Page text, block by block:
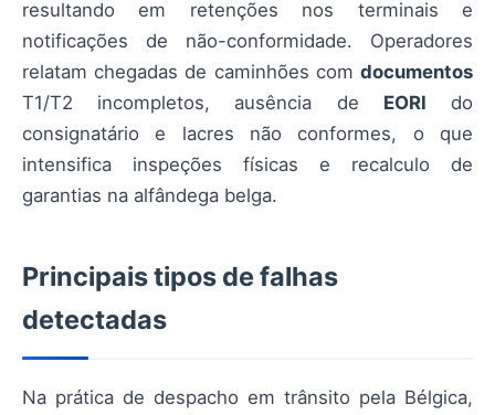
resultando em retenções nos terminais e
notificações de não-conformidade. Operadores
relatam chegadas de caminhões com documentos
T1/T2 incompletos, ausência de EORI do
consignatário e lacres não conformes, o que
intensifica inspeções físicas e recalculo de
garantias na alfândega belga.
Principais tipos de falhas
detectadas
Na prática de despacho em trânsito pela Bélgica,